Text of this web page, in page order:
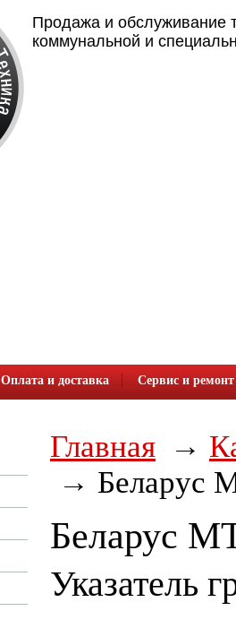
Продажа и обслуживание
коммунальной и
Оплата и доставка
Сервис и ремонт
Главная
Беларус
Беларус
Указатель